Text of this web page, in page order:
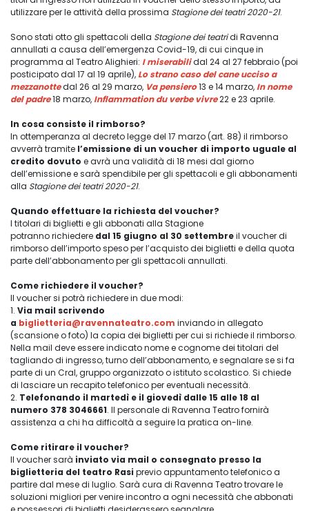
utilizzare per le attività della prossima Stagione dei teatri 2020-21.
Sono stati otto gli spettacoli della Stagione dei teatridi Ravenna
annullati a causa dell’emergenza Covid-19, di cui cinque in
programma al Teatro Alighieri: I miserabilidal 24 al 27 febbraio (poi
posticipato dal 17 al 19 aprile),Lo strano caso del cane ucciso a
mezzanottedal 26 al 29 marzo, Va pensiero13 e 14 marzo,In nome
del padre18 marzo,Inflammation du verbe vivre22 e 23 aprile.
In cosa consiste il rimborso?
In ottemperanza al decreto legge del 17 marzo (art. 88) il rimborso
avverrà tramite l’emissione di un voucher di importo uguale al
credito dovuto e avrà una validità di 18 mesi dal giorno
dell’emissione e sarà spendibile per gli spettacoli e gli abbonamenti
alla Stagione dei teatri 2020-21.
Quando effettuare la richiesta del voucher?
I titolari di biglietti e gli abbonati alla Stagione
potranno richiedere dal 15 giugno al 30 settembreil voucher di
rimborso dell’importo speso per l’acquisto dei biglietti e della quota
parte dell’abbonamento per gli spettacoli annullati.
Come richiedere il voucher?
Il voucher si potrà richiedere in due modi:
1. Via mail scrivendo
a biglietteria@ravennateatro.com inviando in allegato
(scansione o foto) la copia dei biglietti per cui si richiede il rimborso.
Nella mail deve essere indicato nome e cognome dei titolari del
tagliando di ingresso, turno dell’abbonamento, e segnalare se si fa
parte di un Cral, gruppo organizzato o istituto scolastico. Si chiede
di lasciare un recapito telefonico per eventuali necessità.
2. Telefonando il martedì e il giovedì dalle 15 alle 18 al
numero 378 3046661. Il personale di Ravenna Teatro fornirà
assistenza a chi ha difficoltà a seguire la pratica on-line.
Come ritirare il voucher?
Il voucher sarà inviato via mail o consegnato presso la
biglietteria del teatro Rasi previo appuntamento telefonico a
partire dal mese di luglio. Sarà cura di Ravenna Teatro trovare le
soluzioni migliori per venire incontro a ogni necessità che abbonati